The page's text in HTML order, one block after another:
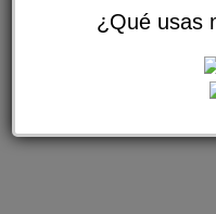
¿Qué usas